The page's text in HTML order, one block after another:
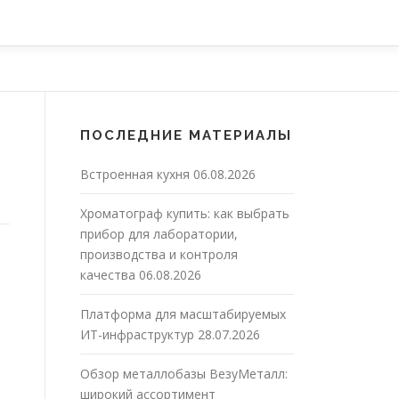
ПОСЛЕДНИЕ МАТЕРИАЛЫ
Встроенная кухня 06.08.2026
Хроматограф купить: как выбрать
прибор для лаборатории,
производства и контроля
качества 06.08.2026
Платформа для масштабируемых
ИТ-инфраструктур 28.07.2026
Обзор металлобазы ВезуМеталл:
широкий ассортимент